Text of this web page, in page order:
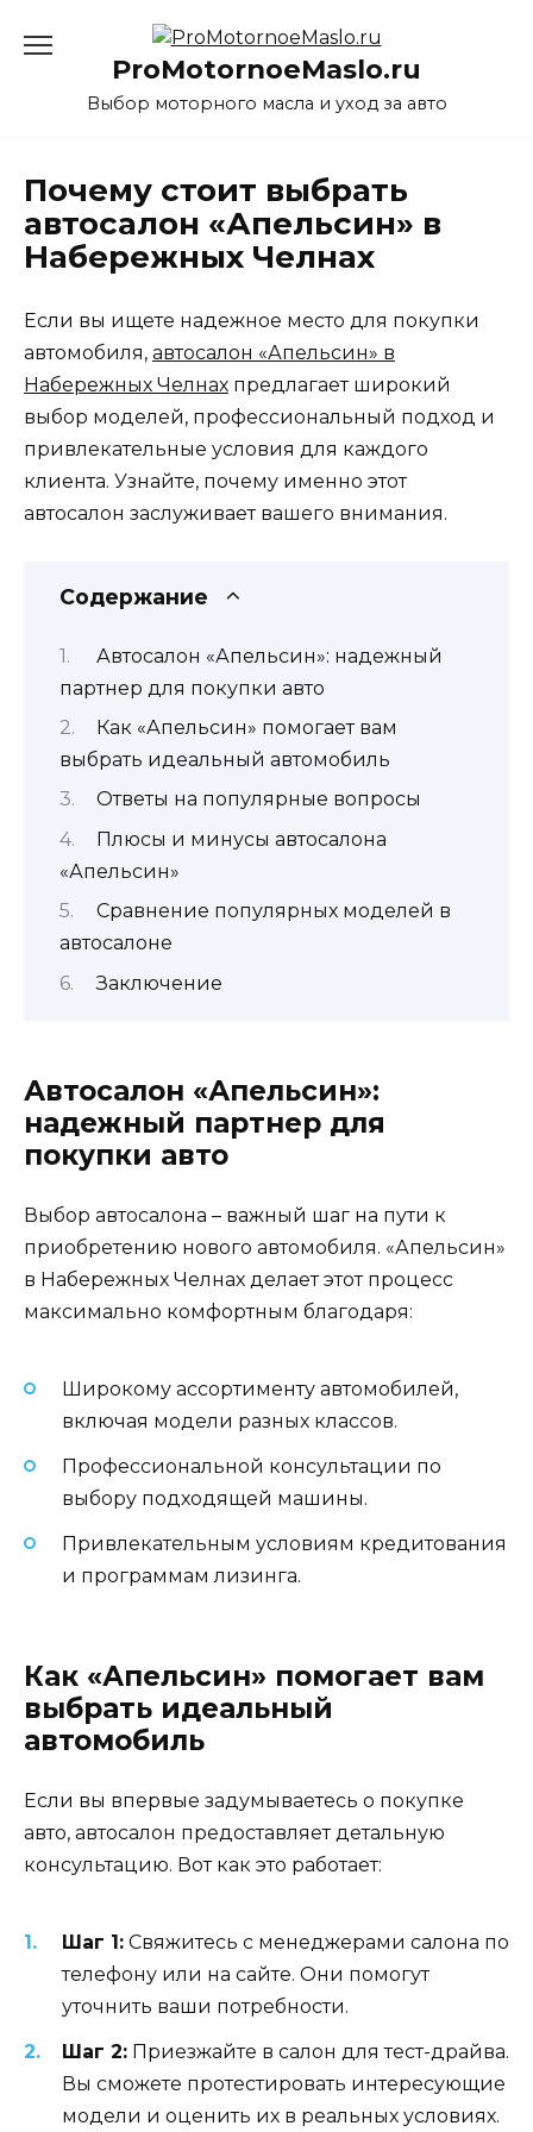
содержаниюProMotornoeMaslo.ru
Выбор моторного масла и уход за авто
Почему стоит выбрать
автосалон «Апельсин» в
Набережных Челнах
Если вы ищете надежное место для покупки
автомобиля, автосалон «Апельсин» в
Набережных Челнах предлагает широкий
выбор моделей, профессиональный подход и
привлекательные условия для каждого
клиента. Узнайте, почему именно этот
автосалон заслуживает вашего внимания.
Содержание
Автосалон «Апельсин»: надежный
партнер для покупки авто
Как «Апельсин» помогает вам
выбрать идеальный автомобиль
Ответы на популярные вопросы
Плюсы и минусы автосалона
«Апельсин»
Сравнение популярных моделей в
автосалоне
Заключение
Автосалон «Апельсин»:
надежный партнер для
покупки авто
Выбор автосалона – важный шаг на пути к
приобретению нового автомобиля. «Апельсин»
в Набережных Челнах делает этот процесс
максимально комфортным благодаря:
Широкому ассортименту автомобилей,
включая модели разных классов.
Профессиональной консультации по
выбору подходящей машины.
Привлекательным условиям кредитования
и программам лизинга.
Как «Апельсин» помогает вам
выбрать идеальный
автомобиль
Если вы впервые задумываетесь о покупке
авто, автосалон предоставляет детальную
консультацию. Вот как это работает:
Шаг 1: Свяжитесь с менеджерами салона по
телефону или на сайте. Они помогут
уточнить ваши потребности.
Шаг 2: Приезжайте в салон для тест-драйва.
Вы сможете протестировать интересующие
модели и оценить их в реальных условиях.